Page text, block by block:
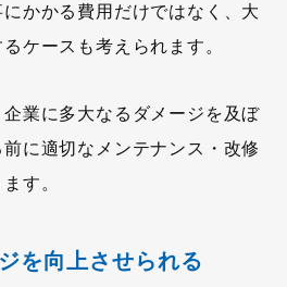
かかる費用だけではなく、大
ケースも考えられます。
業に多大なるダメージを及ぼ
に適切なメンテナンス・改修
す。
を向上させられる